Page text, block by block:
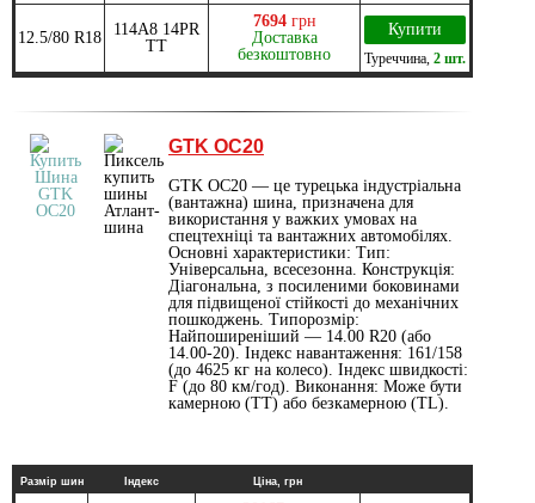
12.5/80 R18
114A8 14PR
TT
7694 грн
Доставка
безкоштовно
Купити
Туреччина 2 шт.
GTK OC20
GTK OC20 — це турецька індустріальна
(вантажна) шина, призначена для
використання у важких умовах на
спецтехніці та вантажних автомобілях.
Основні характеристики: Тип:
Універсальна, всесезонна. Конструкція:
Діагональна, з посиленими боковинами
для підвищеної стійкості до механічних
пошкоджень. Типорозмір:
Найпоширеніший — 14.00 R20 (або
14.00-20). Індекс навантаження: 161/158
(до 4625 кг на колесо). Індекс швидкості:
F (до 80 км/год). Виконання: Може бути
камерною (TT) або безкамерною (TL).
Размір шин Індекс Ціна, грн